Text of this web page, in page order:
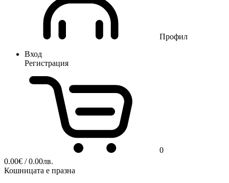
Профил
Вход
Регистрация
0
0.00€ / 0.00лв.
Кошницата е празна